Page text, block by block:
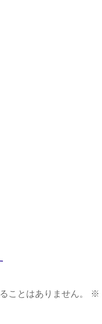
ことはありません。 ※